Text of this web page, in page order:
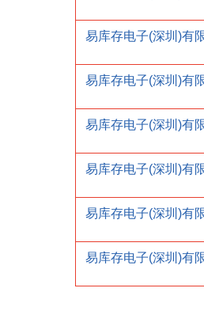
易库存电子(深圳)有
易库存电子(深圳)有
易库存电子(深圳)有
易库存电子(深圳)有
易库存电子(深圳)有
易库存电子(深圳)有